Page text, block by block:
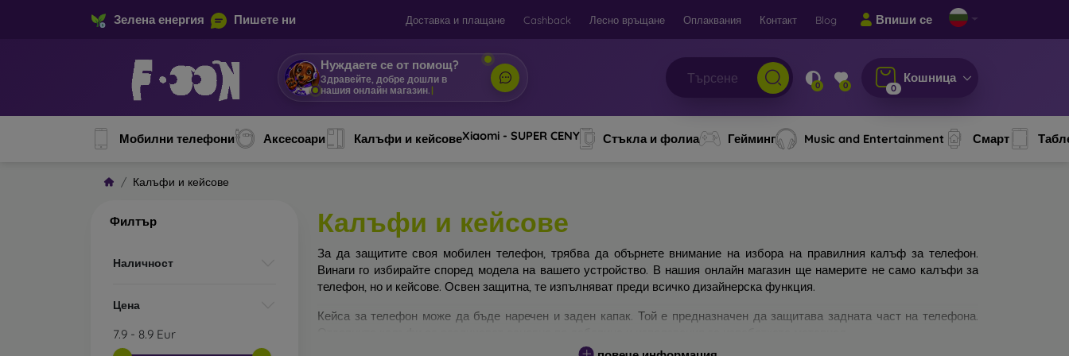
Зелена енергия Пишете ни Доставка и плащане Cashback Лесно връщане Оплаквания Контакт Blog Впиши се
Нуждаете се от помощ?
Здравейте, добре дошли в
нашия онлайн магазин. | 0 0 0
Кошница
Мобилни телефони Аксесоари Калъфи и кейсовеXiaomi - SUPER CENY Стъкла и фолиа Гейминг Music and Entertainment Смарт
Калъфи и кейсове
Филтър
Наличност
Цена
7.9 - 8.9 Eur
Калъфи и кейсове
За да защитите своя мобилен телефон, трябва да обърнете внимание на избора на правилния калъф за телефон.
Винаги го избирайте според модела на вашето устройство. В нашия онлайн магазин ще намерите не само калъфи за
телефон, но и кейсове. Освен защитна, те изпълняват преди всичко дизайнерска функция.
Кейса за телефон може да бъде наречен и заден капак. Той е предназначен да защитава задната част на телефона.